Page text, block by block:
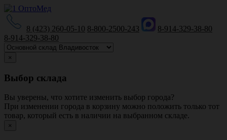
8 (423) 260-05-10 8-800-2500-243
8-914-329-38-80
8-914-329-38-80
×
Выбор склада
Вы уверены, что хотите изменить выбор города?
При изменении города в корзину можно положить только тот
товар, который есть в наличии на выбранном складе.
×